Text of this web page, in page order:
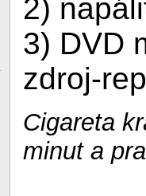
2)
3) DVD
zdroj-
Cigareta
minut a